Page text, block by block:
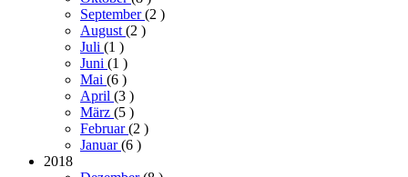
September(2 )
August (2 )
Juli (1 )
Juni (1 )
Mai (6 )
April (3 )
März (5 )
Februar(2 )
Januar(6 )
2018